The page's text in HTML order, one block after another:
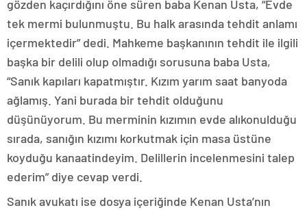
gözden kaçırdığını öne süren baba Kenan Usta, “Evde
tek mermi bulunmuştu. Bu halk arasında tehdit anlamı
içermektedir” dedi. Mahkeme başkanının tehdit ile ilgili
başka bir delili olup olmadığı sorusuna baba Usta,
“Sanık kapıları kapatmıştır. Kızım yarım saat banyoda
ağlamış. Yani burada bir tehdit olduğunu
düşünüyorum. Bu merminin kızımın evde alıkonulduğu
sırada, sanığın kızımı korkutmak için masa üstüne
koyduğu kanaatindeyim. Delillerin incelenmesini talep
ederim” diye cevap verdi.
Sanık avukatı ise dosya içeriğinde Kenan Usta’nın